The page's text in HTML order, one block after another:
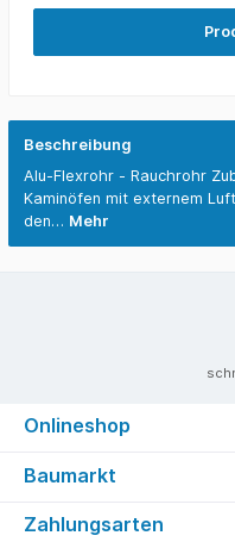
Beschreibung
Alu-Flexrohr - Rauchrohr
Kaminöfen mit externem
den… Mehr
Onlineshop
Baumarkt
Zahlungsarten